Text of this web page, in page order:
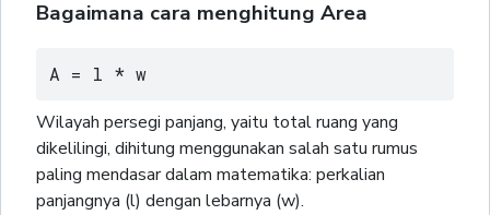
Bagaimana cara menghitung Area
A = l * w
Wilayah persegi panjang, yaitu total ruang yang
dikelilingi, dihitung menggunakan salah satu rumus
paling mendasar dalam matematika: perkalian
panjangnya (l) dengan lebarnya (w).